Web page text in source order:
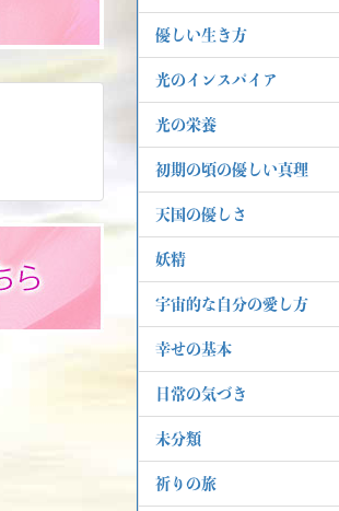
優しい生き方
光のインスパイア
光の栄養
初期の頃の優しい真理
天国の優しさ
妖精
宇宙的な自分の愛し方
幸せの基本
日常の気づき
未分類
祈りの旅